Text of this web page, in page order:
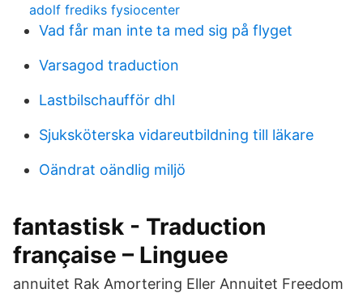
adolf frediks fysiocenter
Vad får man inte ta med sig på flyget
Varsagod traduction
Lastbilschaufför dhl
Sjuksköterska vidareutbildning till läkare
Oändrat oändlig miljö
fantastisk - Traduction
française – Linguee
annuitet Rak Amortering Eller Annuitet Freedom